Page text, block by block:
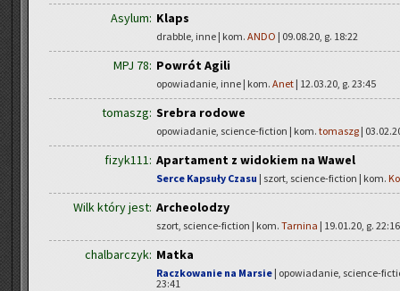
Asylum: Klaps
drabble, inne | kom. ANDO | 09.08.20, g. 18:22
MPJ 78: Powrót Agili
opowiadanie, inne | kom. Anet | 12.03.20, g. 23:45
tomaszg: Srebra rodowe
opowiadanie, science-fiction | kom. tomaszg |
fizyk111: Apartament z widokiem na Wawel
Serce Kapsuły Czasu | szort, science-fiction | kom.
Wilk który jest: Archeolodzy
szort, science-fiction | kom. Tarnina | 19.01.20, g. 22:16
chalbarczyk: Matka
Raczkowanie na Marsie | opowiadanie, science-
23:41